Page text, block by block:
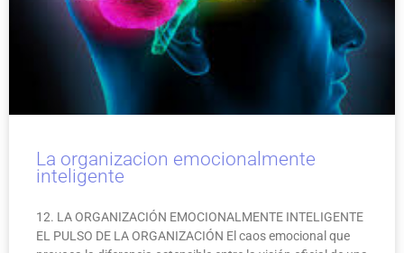
La organizacion emocionalmente
inteligente
12. LA ORGANIZACIÓN EMOCIONALMENTE INTELIGENTE
EL PULSO DE LA ORGANIZACIÓN El caos emocional que